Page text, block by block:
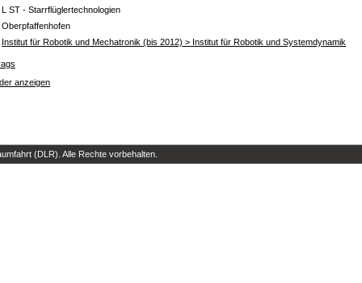
L ST - Starrflüglertechnologien
Oberpfaffenhofen
Institut für Robotik und Mechatronik (bis 2012) > Institut für Robotik und Systemdynamik
anzeigen
(DLR). Alle Rechte vorbehalten.